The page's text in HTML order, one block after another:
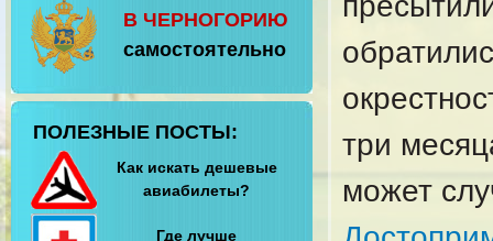
В ЧЕРНОГОРИЮ
самостоятельно
ПОЛЕЗНЫЕ ПОСТЫ:
Как искать дешевые
авиабилеты?
Где лучше
три
может